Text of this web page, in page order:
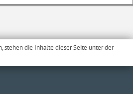
stehen die Inhalte dieser Seite unter der